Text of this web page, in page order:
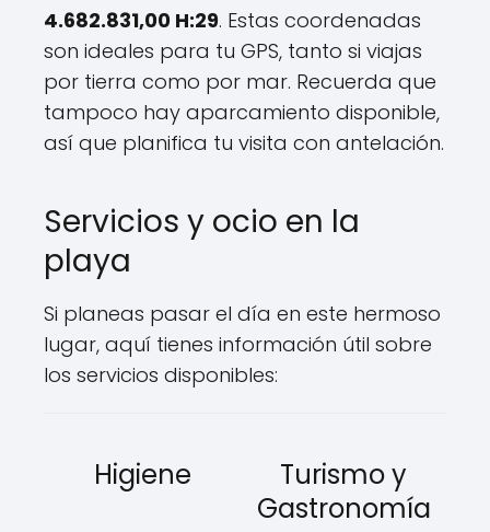
4.682.831,00 H:29. Estas coordenadas
son ideales para tu GPS, tanto si viajas
por tierra como por mar. Recuerda que
tampoco hay aparcamiento disponible,
así que planifica tu visita con antelación.
Servicios y ocio en la
playa
Si planeas pasar el día en este hermoso
lugar, aquí tienes información útil sobre
los servicios disponibles:
Higiene
Turismo y
Gastronomía